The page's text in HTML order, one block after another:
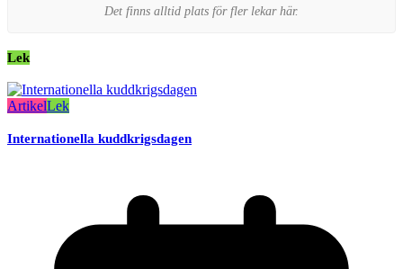
Det finns alltid plats för fler lekar här.
Lek
ArtikelLek
Internationella kuddkrigsdagen